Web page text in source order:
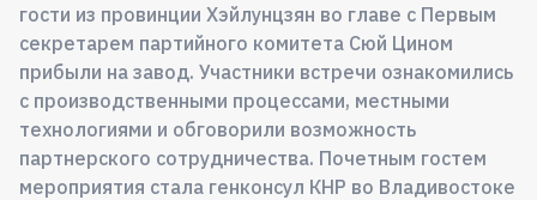
гости из провинции Хэйлунцзян во главе с Первым
секретарем партийного комитета Сюй Цином
прибыли на завод. Участники встречи ознакомились
с производственными процессами, местными
технологиями и обговорили возможность
партнерского сотрудничества. Почетным гостем
мероприятия стала генконсул КНР во Владивостоке